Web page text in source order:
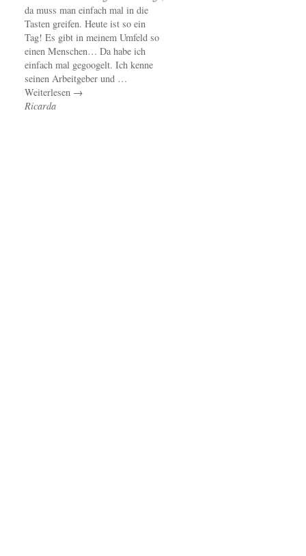
da muss man einfach mal in die
Tasten greifen. Heute ist so ein
Tag! Es gibt in meinem Umfeld so
einen Menschen… Da habe ich
einfach mal gegoogelt. Ich kenne
seinen Arbeitgeber und …
Weiterlesen →
Ricarda